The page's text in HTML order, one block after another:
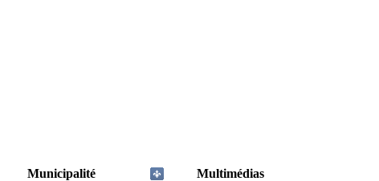
Municipalité
Multimédias